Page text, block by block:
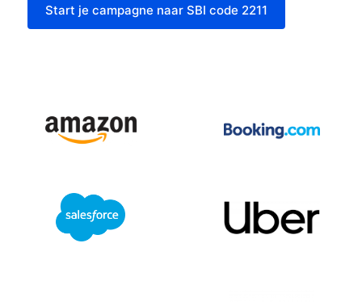
Start je campagne naar SBI code 2211